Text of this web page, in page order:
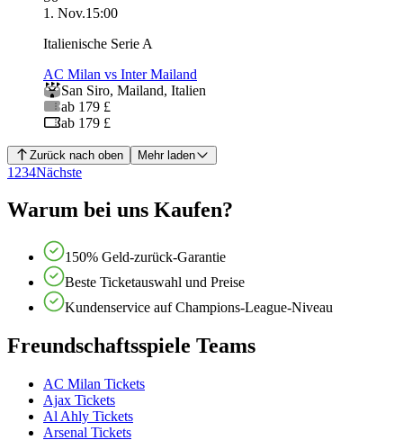
1. Nov.15:00
Italienische Serie A
AC Milan vs Inter Mailand
San Siro, Mailand, Italien
ab 179 £
ab 179 £
Zurück nach oben Mehr laden
1 234Nächste
Warum bei uns Kaufen?
150% Geld-zurück-Garantie
Beste Ticketauswahl und Preise
Kundenservice auf Champions-League-Niveau
Freundschaftsspiele Teams
AC Milan Tickets
Ajax Tickets
Al Ahly Tickets
Arsenal Tickets